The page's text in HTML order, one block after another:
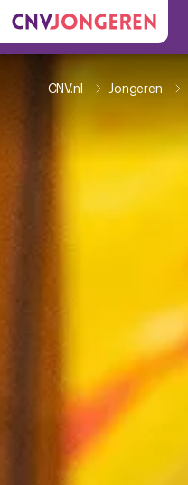
CNV.nl Jongeren